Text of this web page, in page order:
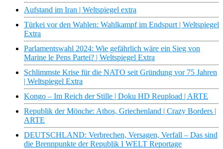
Aufstand im Iran | Weltspiegel extra
Türkei vor den Wahlen: Wahlkampf im Endspurt | Weltspiegel
Extra
Parlamentswahl 2024: Wie gefährlich wäre ein Sieg von
Marine le Pens Partei? | Weltspiegel Extra
Schlimmste Krise für die NATO seit Gründung vor 75 Jahren
| Weltspiegel Extra
Kongo – Im Reich der Stille | Doku HD Reupload | ARTE
Republik der Mönche: Athos, Griechenland | Crazy Borders |
ARTE
DEUTSCHLAND: Verbrechen, Versagen, Verfall – Das sind
die Brennpunkte der Republik I WELT Reportage